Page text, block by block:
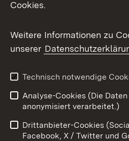
Messenger
Social Wall
X / Twitter
Youtube
Benutzungshinweise
Cookies.
Weitere Informationen zu
unserer
Technisch notwendige
Analyse-Cookies (Die
anonymisiert verarbeitet.)
Drittanbieter-Cookies
Facebook, X / Twitter und